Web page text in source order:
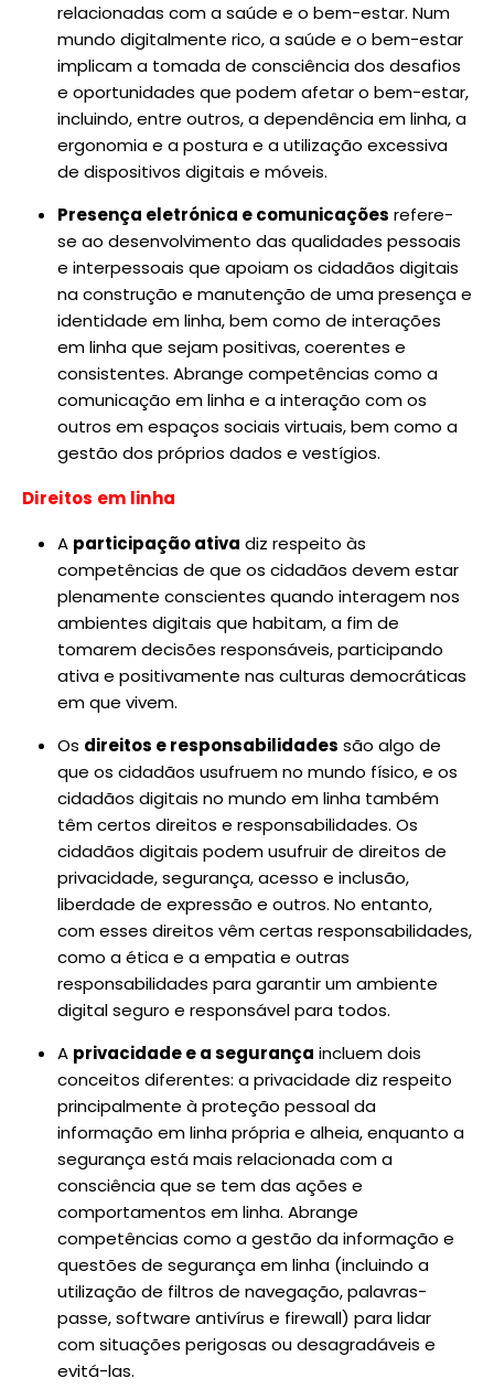
relacionadas com a saúde e o bem-estar. Num
mundo digitalmente rico, a saúde e o bem-estar
implicam a tomada de consciência dos desafios
e oportunidades que podem afetar o bem-estar,
incluindo, entre outros, a dependência em linha, a
ergonomia e a postura e a utilização excessiva
de dispositivos digitais e móveis.
Presença eletrónica e comunicações refere-
se ao desenvolvimento das qualidades pessoais
e interpessoais que apoiam os cidadãos digitais
na construção e manutenção de uma presença e
identidade em linha, bem como de interações
em linha que sejam positivas, coerentes e
consistentes. Abrange competências como a
comunicação em linha e a interação com os
outros em espaços sociais virtuais, bem como a
gestão dos próprios dados e vestígios.
Direitos em linha
A participação ativa diz respeito às
competências de que os cidadãos devem estar
plenamente conscientes quando interagem nos
ambientes digitais que habitam, a fim de
tomarem decisões responsáveis, participando
ativa e positivamente nas culturas democráticas
em que vivem.
Os direitos e responsabilidades são algo de
que os cidadãos usufruem no mundo físico, e os
cidadãos digitais no mundo em linha também
têm certos direitos e responsabilidades. Os
cidadãos digitais podem usufruir de direitos de
privacidade, segurança, acesso e inclusão,
liberdade de expressão e outros. No entanto,
com esses direitos vêm certas responsabilidades,
como a ética e a empatia e outras
responsabilidades para garantir um ambiente
digital seguro e responsável para todos.
A privacidade e a segurança incluem dois
conceitos diferentes: a privacidade diz respeito
principalmente à proteção pessoal da
informação em linha própria e alheia, enquanto a
segurança está mais relacionada com a
consciência que se tem das ações e
comportamentos em linha. Abrange
competências como a gestão da informação e
questões de segurança em linha (incluindo a
utilização de filtros de navegação, palavras-
passe, software antivírus e firewall) para lidar
com situações perigosas ou desagradáveis e
evitá-las.